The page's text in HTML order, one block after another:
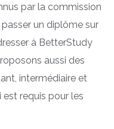
par la commission
passer un diplôme sur
à BetterStudy
aussi des
intermédiaire et
est requis pour les